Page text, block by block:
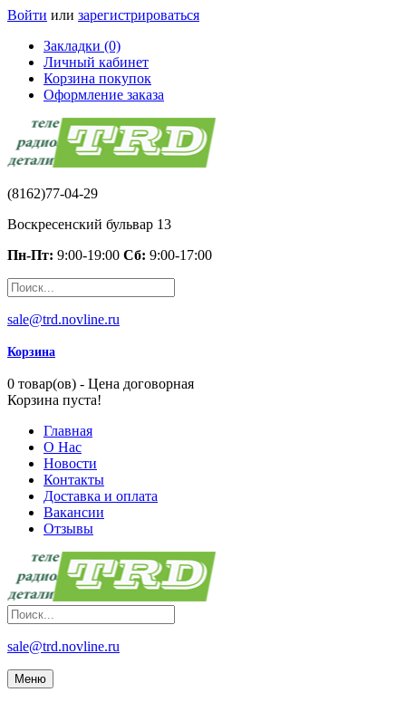
Войти или зарегистрироваться
Закладки (0)
Личный кабинет
Корзина покупок
Оформление заказа
(8162)77-04-29
Воскресенский бульвар 13
Пн-Пт: 9:00-19:00 Сб: 9:00-17:00
sale@trd.novline.ru
Корзина
0 товар(ов) - Цена договорная
Корзина пуста!
Главная
О Нас
Новости
Контакты
Доставка и оплата
Вакансии
Отзывы
sale@trd.novline.ru
Меню